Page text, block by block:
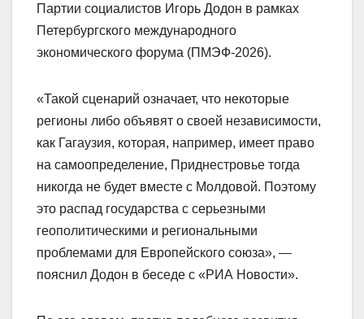
Партии социалистов Игорь Додон в рамках
Петербургского международного
экономического форума (ПМЭФ-2026).
«Такой сценарий означает, что некоторые
регионы либо объявят о своей независимости,
как Гагаузия, которая, например, имеет право
на самоопределение, Приднестровье тогда
никогда не будет вместе с Молдовой. Поэтому
это распад государства с серьезными
геополитическими и региональными
проблемами для Европейского союза», —
пояснил Додон в беседе с «РИА Новости».